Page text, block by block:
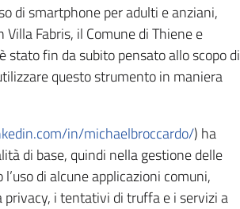
di smartphone per adulti e anziani,
Fabris, il Comune di Thiene e
stato fin da subito pensato allo scopo di
questo strumento in maniera
in/michaelbroccardo/) ha
di base, quindi nella gestione delle
di alcune applicazioni comuni,
i tentativi di truffa e i servizi a